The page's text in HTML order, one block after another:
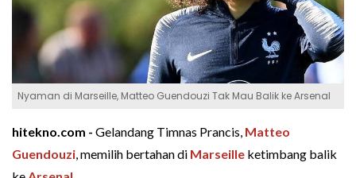
Nyaman di Marseille, Matteo Guendouzi Tak Mau Balik ke Arsenal
hitekno.com - Gelandang Timnas Prancis, Matteo
Guendouzi, memilih bertahan di Marseille ketimbang balik